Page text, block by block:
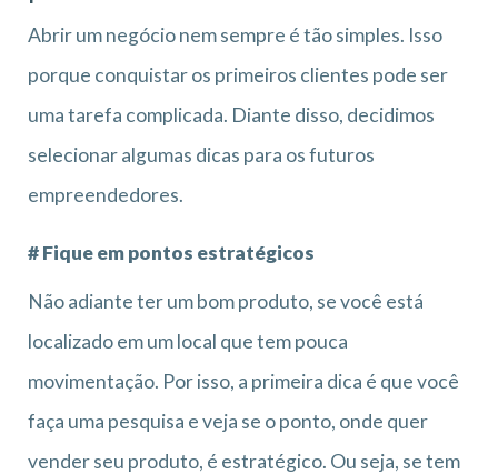
Abrir um negócio nem sempre é tão simples. Isso
porque conquistar os primeiros clientes pode ser
uma tarefa complicada. Diante disso, decidimos
selecionar algumas dicas para os futuros
empreendedores.
# Fique em pontos estratégicos
Não adiante ter um bom produto, se você está
localizado em um local que tem pouca
movimentação. Por isso, a primeira dica é que você
faça uma pesquisa e veja se o ponto, onde quer
vender seu produto, é estratégico. Ou seja, se tem